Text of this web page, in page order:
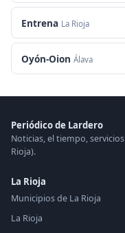
Entrena La Rioja
Oyón-Oion Álava
Periódico de Lardero
Noticias, el tiempo,
Rioja).
La Rioja
Municipios de La Rioja
La Rioja